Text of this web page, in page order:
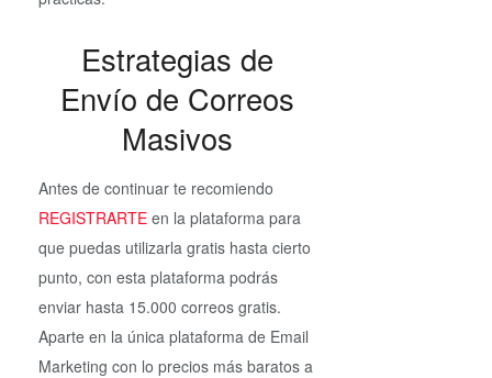
Estrategias de
Envío de Correos
Masivos
Antes de continuar te recomiendo
REGISTRARTE en la plataforma para
que puedas utilizarla gratis hasta cierto
punto, con esta plataforma podrás
enviar hasta 15.000 correos gratis.
Aparte en la única plataforma de Email
Marketing con lo precios más baratos a